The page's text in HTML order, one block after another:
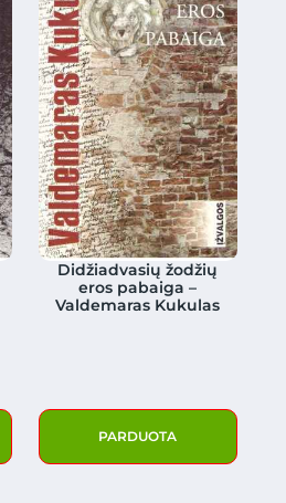
Didžiadvasių žodžių
eros pabaiga –
Valdemaras Kukulas
PARDUOTA